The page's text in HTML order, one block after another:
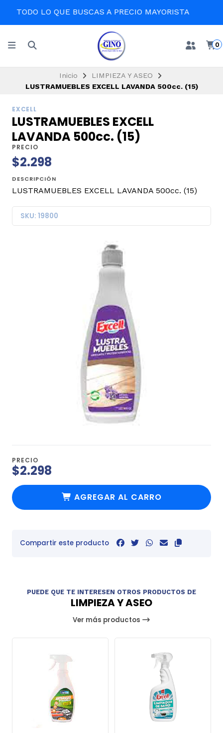
EN LA COMODIDAD DE TU CASA
0
Inicio
LIMPIEZA Y ASEO
LUSTRAMUEBLES EXCELL LAVANDA 500cc. (15)
EXCELL
LUSTRAMUEBLES EXCELL
LAVANDA 500cc. (15)
PRECIO
$2.298
DESCRIPCIÓN
LUSTRAMUEBLES EXCELL LAVANDA 500cc. (15)
SKU: 19800
PRECIO
$2.298
AGREGAR AL CARRO
Compartir este producto
PUEDE QUE TE INTERESEN OTROS PRODUCTOS DE
LIMPIEZA Y ASEO
Ver más productos